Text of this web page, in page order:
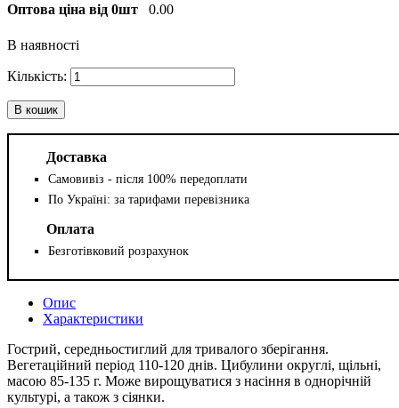
Оптова ціна від 0шт
0.00
В наявності
В кошик
Доставка
Самовивіз - після 100% передоплати
По Україні: за тарифами перевізника
Оплата
Безготівковий розрахунок
Опис
Характеристики
Гострий, середньостиглий для тривалого зберігання.
Вегетаційний період 110-120 днів. Цибулини округлі, щільні,
масою 85-135 г. Може вирощуватися з насіння в однорічній
культурі, а також з сіянки.